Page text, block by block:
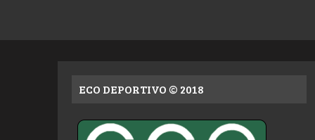
ECO DEPORTIVO © 2018